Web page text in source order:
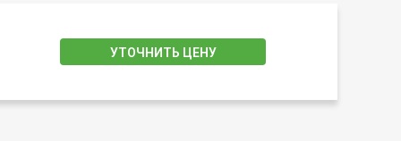
УТОЧНИТЬ ЦЕНУ